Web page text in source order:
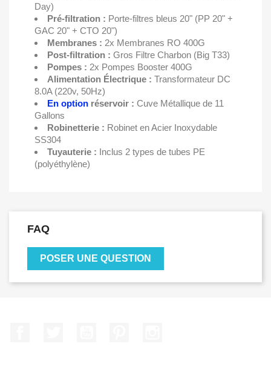
Day)
Pré-filtration : Porte-filtres bleus 20" (PP 20" +
GAC 20" + CTO 20")
Membranes : 2x Membranes RO 400G
Post-filtration : Gros Filtre Charbon (Big T33)
Pompes : 2x Pompes Booster 400G
Alimentation Électrique : Transformateur DC
8.0A (220v, 50Hz)
En option réservoir : Cuve Métallique de 11
Gallons
Robinetterie : Robinet en Acier Inoxydable
SS304
Tuyauterie : Inclus 2 types de tubes PE
(polyéthylène)
FAQ
POSER UNE QUESTION